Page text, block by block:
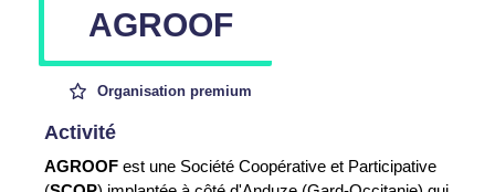
AGROOF
Organisation premium
Activité
AGROOF est une Société Coopérative et Participative